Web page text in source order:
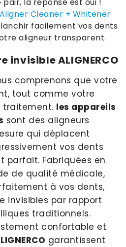
pair, la réponse est oui !
Aligner Cleaner + Whitener
facilement vos dents
aligneur transparent.
ALIGNERCO
comprenons que votre
tout comme votre
traitement. les appareils
sont des aligneurs
qui déplacent
vos dents
parfait. Fabriquées en
de qualité médicale,
à vos dents,
invisibles par rapport
traditionnels.
confortable et
garantissent